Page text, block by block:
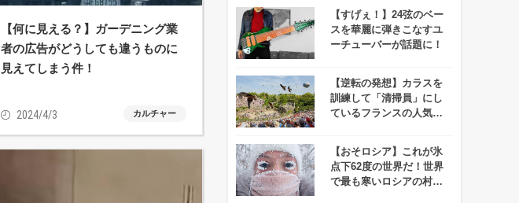
【何に見える？】ガーデニング業
者の広告がどうしても違うものに
見えてしまう件！
2024/4/3 カルチャー
【すげぇ！】24弦のベー
スを華麗に弾きこなすユ
ーチューバーが話題に！
【逆転の発想】カラスを
訓練して「清掃員」にし
ているフランスの人気テ
【おそロシア】これが氷
点下62度の世界だ！世界
で最も寒いロシアの村オ